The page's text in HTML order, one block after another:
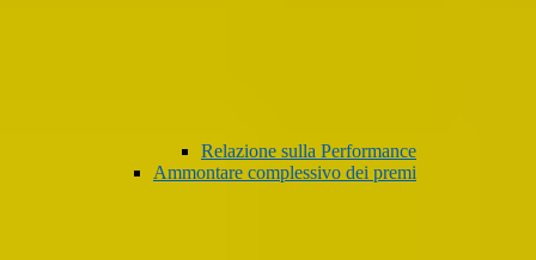
Relazione sulla Performance
Ammontare complessivo dei premi